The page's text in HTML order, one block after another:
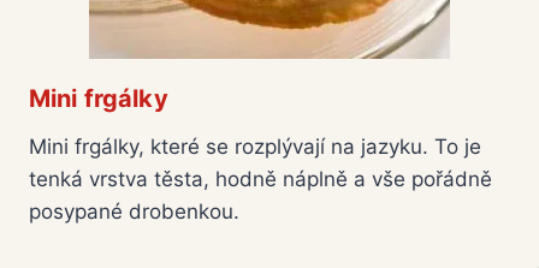
Mini frgálky
Mini frgálky, které se rozplývají na jazyku. To je
tenká vrstva těsta, hodně náplně a vše pořádně
posypané drobenkou.